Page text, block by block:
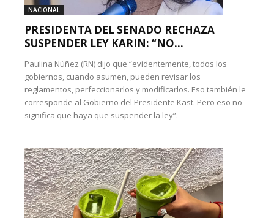
NACIONAL
PRESIDENTA DEL SENADO RECHAZA
SUSPENDER LEY KARIN: “NO...
Paulina Núñez (RN) dijo que “evidentemente, todos los
gobiernos, cuando asumen, pueden revisar los
reglamentos, perfeccionarlos y modificarlos. Eso también le
corresponde al Gobierno del Presidente Kast. Pero eso no
significa que haya que suspender la ley”.